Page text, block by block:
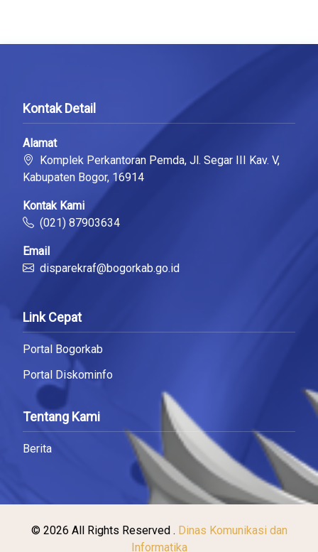
Kontak Detail
Alamat
Komplek Perkantoran Pemda, Jl. Segar III Kav. V,
Kabupaten Bogor, 16914
Kontak Kami
(021) 87903634
Email
disparekraf@bogorkab.go.id
Link Cepat
Portal Bogorkab
Portal Diskominfo
Tentang Kami
Berita
© 2026 All Rights Reserved . Dinas Komunikasi dan
Informatika